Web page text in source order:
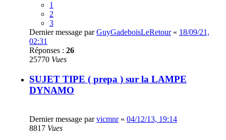
1
2
3
Dernier message parGuyGadeboisLeRetour« 18/09/21,
02:31
Réponses : 26
25770 Vues
SUJET TIPE ( prepa ) sur la LAMPE
DYNAMO
Dernier message parvicmnr« 04/12/13, 19:14
8817 Vues